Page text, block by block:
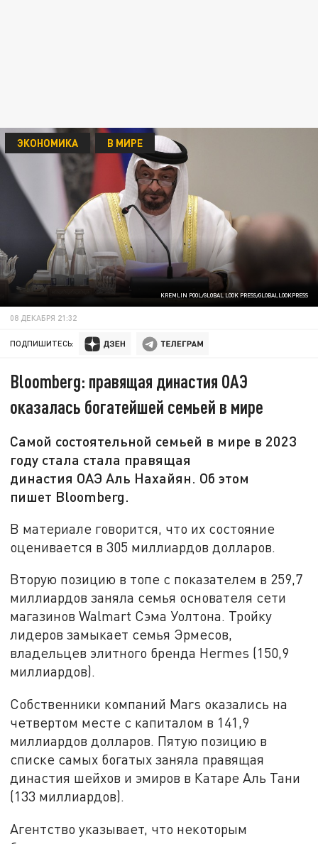
KREMLIN POOL/GLOBAL LOOK PRESS/GLOBALLOOKPRESS
ЭКОНОМИКА В МИРЕ
08 ДЕКАБРЯ 21:32
ПОДПИШИТЕСЬ:
Bloomberg: правящая династия ОАЭ
оказалась богатейшей семьей в мире
Самой состоятельной семьей в мире в 2023
году стала стала правящая
династия ОАЭ Аль Нахайян. Об этом
пишет Bloomberg.
В материале говорится, что их состояние
оценивается в 305 миллиардов долларов.
Вторую позицию в топе с показателем в 259,7
миллиардов заняла семья основателя сети
магазинов Walmart Сэма Уолтона. Тройку
лидеров замыкает семья Эрмесов,
владельцев элитного бренда Hermes (150,9
миллиардов).
Собственники компаний Mars оказались на
четвертом месте с капиталом в 141,9
миллиардов долларов. Пятую позицию в
списке самых богатых заняла правящая
династия шейхов и эмиров в Катаре Аль Тани
(133 миллиардов).
Агентство указывает, что некоторым